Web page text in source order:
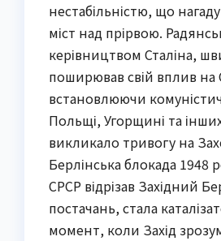
нестабільністю, що
міст над прірвою.
керівництвом Сталіна,
поширював свій вплив на
встановлюючи
Польщі, Угорщині та
викликало тривогу на
Берлінська блокада 1948
СРСР відрізав Західний
постачань, стала
момент, коли Захід